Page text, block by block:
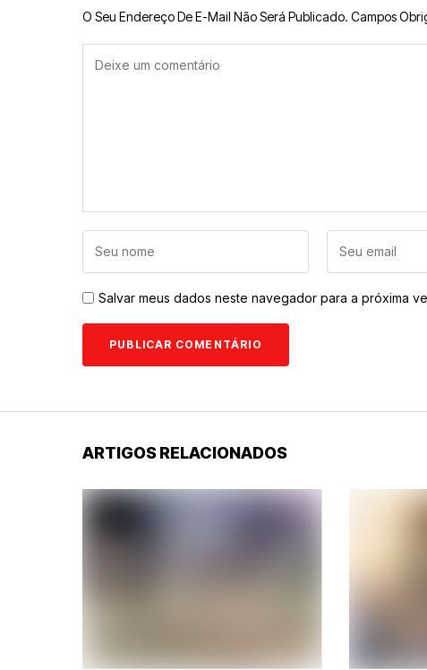
O Seu Endereço De E-Mail Não Será Publicado. Campos
Salvar meus dados neste navegador para a próxima
ARTIGOS RELACIONADOS